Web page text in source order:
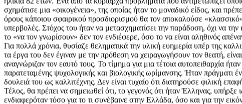
σχημάτισε μια «οικογένεια», της οποίας ήταν το μοναδικό είδος, και
όρους κάποιου σφαιρικού προσδιορισμού θα τον αποκαλούσε
υπερβολές. Στόχος του ήταν να μετασχηματίσει την παράδοση, όχι να την
το «να τον γνωρίσουν» δεν τον ενδιέφερε, όσο το να είναι αληθινός
Για πολλά χρόνια, θυσίαζε θεληματικά την υλική ευημερία υπέρ της
τα έργα του δεν έγιναν με την πρόθεση να χειραγωγήσουν τον θεατή,
αναγνώριζαν τον εαυτό τους. Το τίμημα για μια τέτοια αυτοπειθαρχία
παρατεταμένης ψυχολογικής και βιολογικής ωρίμανσης. Ήταν πράγματι
δουλειά του ως καλλιτέχνης. Δεν είναι τυχαίο ότι διατηρούσε φιλική
Τέλος, θα πρέπει να σημειωθεί ότι, το γεγονός ότι ήταν Έλληνας,
ενδιαφερόταν τόσο για το τι συνέβαινε στην Ελλάδα, όσο και για την